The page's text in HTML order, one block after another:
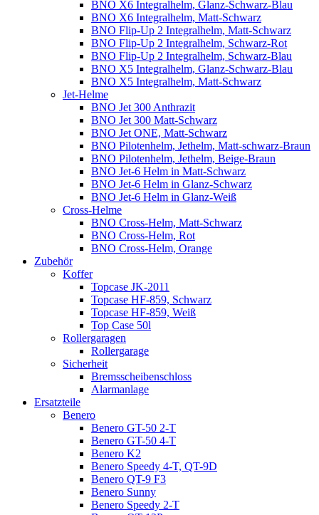
BNO X6 Integralhelm, Glanz-Schwarz-Blau
BNO X6 Integralhelm, Matt-Schwarz
BNO Flip-Up 2 Integralhelm, Matt-Schwarz
BNO Flip-Up 2 Integralhelm, Schwarz-Rot
BNO Flip-Up 2 Integralhelm, Schwarz-Blau
BNO X5 Integralhelm, Glanz-Schwarz-Blau
BNO X5 Integralhelm, Matt-Schwarz
Jet-Helme
BNO Jet 300 Anthrazit
BNO Jet 300 Matt-Schwarz
BNO Jet ONE, Matt-Schwarz
BNO Pilotenhelm, Jethelm, Matt-schwarz-Braun
BNO Pilotenhelm, Jethelm, Beige-Braun
BNO Jet-6 Helm in Matt-Schwarz
BNO Jet-6 Helm in Glanz-Schwarz
BNO Jet-6 Helm in Glanz-Weiß
Cross-Helme
BNO Cross-Helm, Matt-Schwarz
BNO Cross-Helm, Rot
BNO Cross-Helm, Orange
Zubehör
Koffer
Topcase JK-2011
Topcase HF-859, Schwarz
Topcase HF-859, Weiß
Top Case 50l
Rollergaragen
Rollergarage
Sicherheit
Bremsscheibenschloss
Alarmanlage
Ersatzteile
Benero
Benero GT-50 2-T
Benero GT-50 4-T
Benero K2
Benero Speedy 4-T, QT-9D
Benero QT-9 F3
Benero Sunny
Benero Speedy 2-T